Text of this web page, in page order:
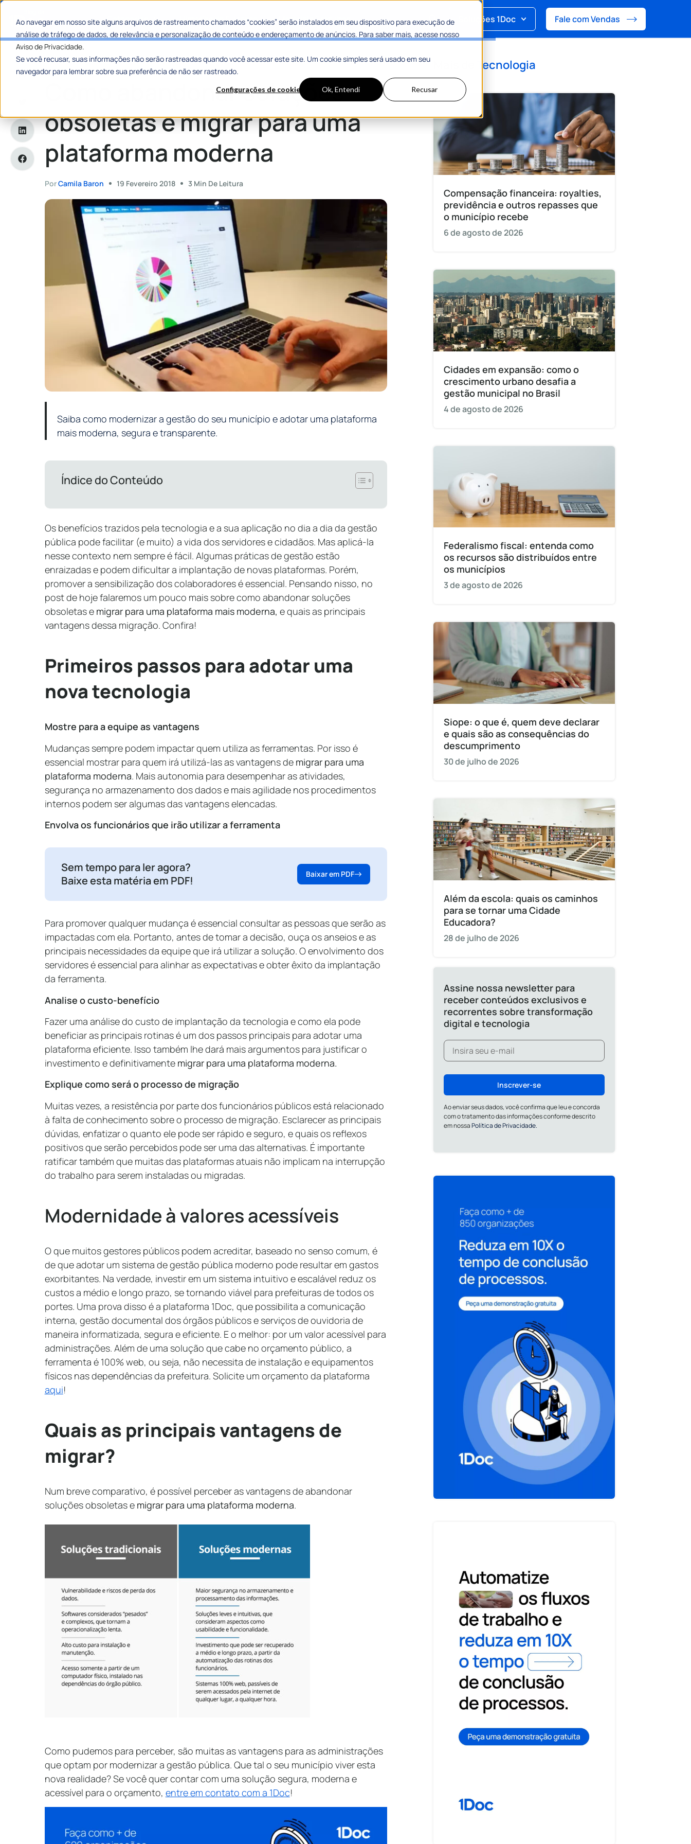
Ao navegar em nosso site alguns arquivos de rastreamento chamados “cookies” serão instalados em seu dispositivo para execução de
análise de tráfego de dados, de relevância e personalização de conteúdo e endereçamento de anúncios. Para saber mais, acesse nosso
Aviso de Privacidade.
Se você recusar, suas informações não serão rastreadas quando você acessar este site. Um cookie simples será usado em seu
navegador para lembrar sobre sua preferência de não ser rastreado.
Configurações de cookies Ok, Entendi Recusar
Categorias Histórias de Sucesso Materiais Gratuitos Soluções 1Doc Fale com Vendas
Home»Como abandonar soluções obsoletas e migrar para uma plataforma moderna
Como abandonar soluções
obsoletas e migrar para uma
plataforma moderna
PorCamila Baron 19 Fevereiro 2018 3 Min De Leitura
Saiba como modernizar a gestão do seu município e adotar uma plataforma
mais moderna, segura e transparente.
Índice do Conteúdo
Os benefícios trazidos pela tecnologia e a sua aplicação no dia a dia da gestão
pública pode facilitar (e muito) a vida dos servidores e cidadãos. Mas aplicá-la
nesse contexto nem sempre é fácil. Algumas práticas de gestão estão
enraizadas e podem dificultar a implantação de novas plataformas. Porém,
promover a sensibilização dos colaboradores é essencial. Pensando nisso, no
post de hoje falaremos um pouco mais sobre como abandonar soluções
obsoletas e migrar para uma plataforma mais moderna, e quais as principais
vantagens dessa migração. Confira!
Primeiros passos para adotar uma
nova tecnologia
Mostre para a equipe as vantagens
Mudanças sempre podem impactar quem utiliza as ferramentas. Por isso é
essencial mostrar para quem irá utilizá-las as vantagens de migrar para uma
plataforma moderna. Mais autonomia para desempenhar as atividades,
segurança no armazenamento dos dados e mais agilidade nos procedimentos
internos podem ser algumas das vantagens elencadas.
Envolva os funcionários que irão utilizar a ferramenta
Sem tempo para ler agora?
Baixe esta matéria em PDF!
Baixar em PDF
Para promover qualquer mudança é essencial consultar as pessoas que serão as
impactadas com ela. Portanto, antes de tomar a decisão, ouça os anseios e as
principais necessidades da equipe que irá utilizar a solução. O envolvimento dos
servidores é essencial para alinhar as expectativas e obter êxito da implantação
da ferramenta.
Analise o custo-benefício
Fazer uma análise do custo de implantação da tecnologia e como ela pode
beneficiar as principais rotinas é um dos passos principais para adotar uma
plataforma eficiente. Isso também lhe dará mais argumentos para justificar o
investimento e definitivamente migrar para uma plataforma moderna.
Explique como será o processo de migração
Muitas vezes, a resistência por parte dos funcionários públicos está relacionado
à falta de conhecimento sobre o processo de migração. Esclarecer as principais
dúvidas, enfatizar o quanto ele pode ser rápido e seguro, e quais os reflexos
positivos que serão percebidos pode ser uma das alternativas. É importante
ratificar também que muitas das plataformas atuais não implicam na interrupção
do trabalho para serem instaladas ou migradas.
Modernidade à valores acessíveis
O que muitos gestores públicos podem acreditar, baseado no senso comum, é
de que adotar um sistema de gestão pública moderno pode resultar em gastos
exorbitantes. Na verdade, investir em um sistema intuitivo e escalável reduz os
custos a médio e longo prazo, se tornando viável para prefeituras de todos os
portes. Uma prova disso é a plataforma 1Doc, que possibilita a comunicação
interna, gestão documental dos órgãos públicos e serviços de ouvidoria de
maneira informatizada, segura e eficiente. E o melhor: por um valor acessível para
administrações. Além de uma solução que cabe no orçamento público, a
ferramenta é 100% web, ou seja, não necessita de instalação e equipamentos
físicos nas dependências da prefeitura. Solicite um orçamento da plataforma
aqui!
Quais as principais vantagens de
migrar?
Num breve comparativo, é possível perceber as vantagens de abandonar
soluções obsoletas e migrar para uma plataforma moderna.
Como pudemos para perceber, são muitas as vantagens para as administrações
que optam por modernizar a gestão pública. Que tal o seu município viver esta
nova realidade? Se você quer contar com uma solução segura, moderna e
acessível para o orçamento, entre em contato com a 1Doc!
Tecnologia
Compensação financeira: royalties,
previdência e outros repasses que
o município recebe
6 de agosto de 2026
Cidades em expansão: como o
crescimento urbano desafia a
gestão municipal no Brasil
4 de agosto de 2026
Federalismo fiscal: entenda como
os recursos são distribuídos entre
os municípios
3 de agosto de 2026
Siope: o que é, quem deve declarar
e quais são as consequências do
descumprimento
30 de julho de 2026
Além da escola: quais os caminhos
para se tornar uma Cidade
Educadora?
28 de julho de 2026
Assine nossa newsletter para
receber conteúdos exclusivos e
recorrentes sobre transformação
digital e tecnologia
Inscrever-se
Ao enviar seus dados, você confirma que leu e concorda
com o tratamento das informações conforme descrito
em nossaPolítica de Privacidade.